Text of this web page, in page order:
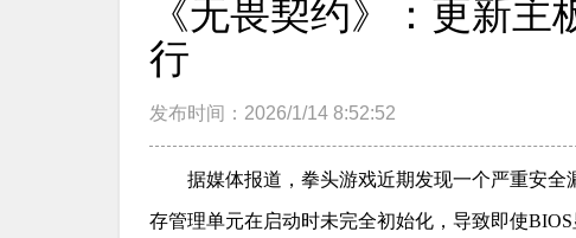
《无畏契约》：更新
行
发布时间：2026/1/14 8:52:52
据媒体报道，拳头游戏近期发现一个严重安
存管理单元在启动时未完全初始化，导致即使